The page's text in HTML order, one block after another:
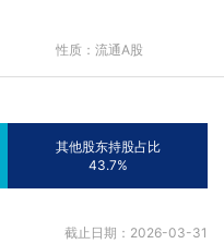
性质：流通A股
其他股东持股占比
43.7%
截止日期：2026-03-31